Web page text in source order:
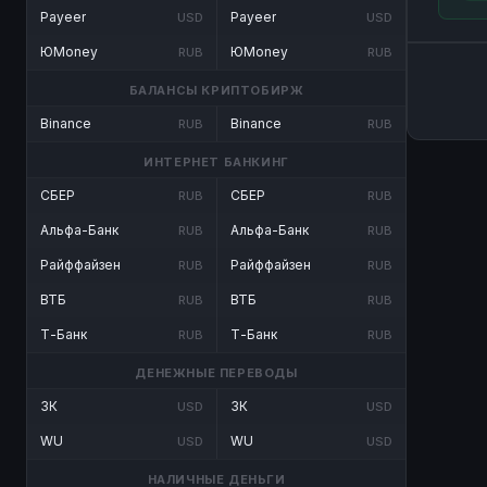
Payeer USD
ЮMoney RUB
Payeer USD
ЮMoney RUB
БАЛАНСЫ КРИПТОБИРЖ
Binance RUB Binance RUB
ИНТЕРНЕТ БАНКИНГ
СБЕР RUB
Альфа-Банк RUB
Райффайзен RUB
ВТБ RUB
Т-Банк RUB
СБЕР RUB
Альфа-Банк RUB
Райффайзен RUB
ВТБ RUB
Т-Банк RUB
ДЕНЕЖНЫЕ ПЕРЕВОДЫ
ЗК USD
WU USD
ЗК USD
WU USD
НАЛИЧНЫЕ ДЕНЬГИ